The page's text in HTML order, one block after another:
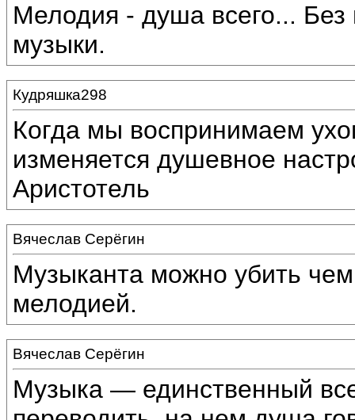
Мелодия - душа всего...
музыки.
Кудряшка298
Когда мы воспринимаем
изменяется душевное
Аристотель
Вячеслав Серёгин
Музыканта можно убить
мелодией.
Вячеслав Серёгин
Музыка — единственный